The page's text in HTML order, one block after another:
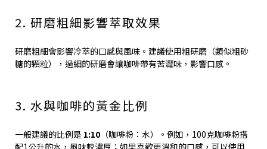
2. 研磨粗細影響萃取效果
研磨粗細會影響冷萃的口感與風味。建議使用粗研磨（類似粗砂
糖的顆粒），過細的研磨會讓咖啡帶有苦澀味，影響口感。
3. 水與咖啡的黃金比例
一般建議的比例是 1:10 （咖啡粉：水）。例如，100克咖啡粉搭
配1公升的水，風味較濃厚；如果喜歡更溫和的口感，可以使用